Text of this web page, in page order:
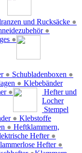
und Rucksäcke ●
●
●
● Schubladenboxen ●
●
●
Klebebänder
●
●
Hefter und
Locher
Hefter ●
Hefter ●
Stempel
Klebstoffe
Heftklammern,